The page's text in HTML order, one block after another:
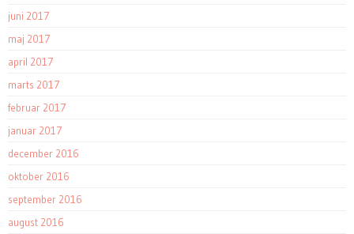
juni 2017
maj 2017
april 2017
marts 2017
februar 2017
januar 2017
december 2016
oktober 2016
september 2016
august 2016